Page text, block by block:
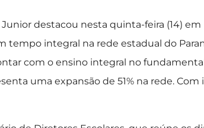
destacou nesta quinta-feira (14)
tempo integral na rede estadual do
com o ensino integral no
uma expansão de 51% na rede.